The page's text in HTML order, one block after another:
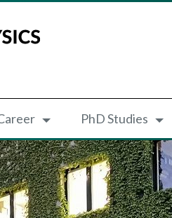
PhD Studies